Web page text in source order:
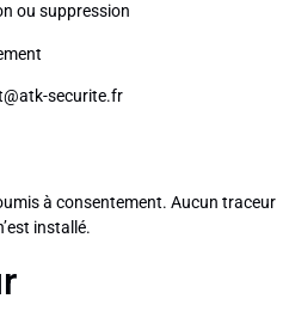
ou suppression
securite.fr
à consentement. Aucun traceur
installé.